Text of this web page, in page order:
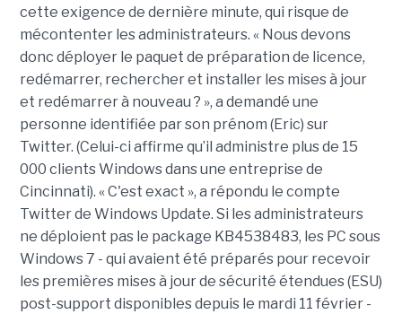
cette exigence de dernière minute, qui risque de
mécontenter les administrateurs. « Nous devons
donc déployer le paquet de préparation de licence,
redémarrer, rechercher et installer les mises à jour
et redémarrer à nouveau ? », a demandé une
personne identifiée par son prénom (Eric) sur
Twitter. (Celui-ci affirme qu’il administre plus de 15
000 clients Windows dans une entreprise de
Cincinnati). « C'est exact », a répondu le compte
Twitter de Windows Update. Si les administrateurs
ne déploient pas le package KB4538483, les PC sous
Windows 7 - qui avaient été préparés pour recevoir
les premières mises à jour de sécurité étendues (ESU)
post-support disponibles depuis le mardi 11 février -